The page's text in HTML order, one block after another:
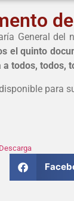
General
el quinto
a todos, todos,
para
Descarga